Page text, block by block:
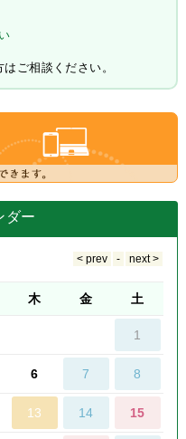
ご相談ください。
ダー
木 金 土
1
6 7 8
13 14 15